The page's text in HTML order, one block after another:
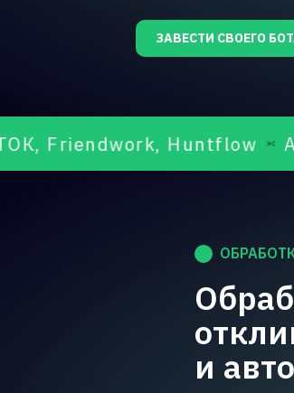
ЗАВЕСТИ СВОЕГО
Huntflow АО "СГТ",
и